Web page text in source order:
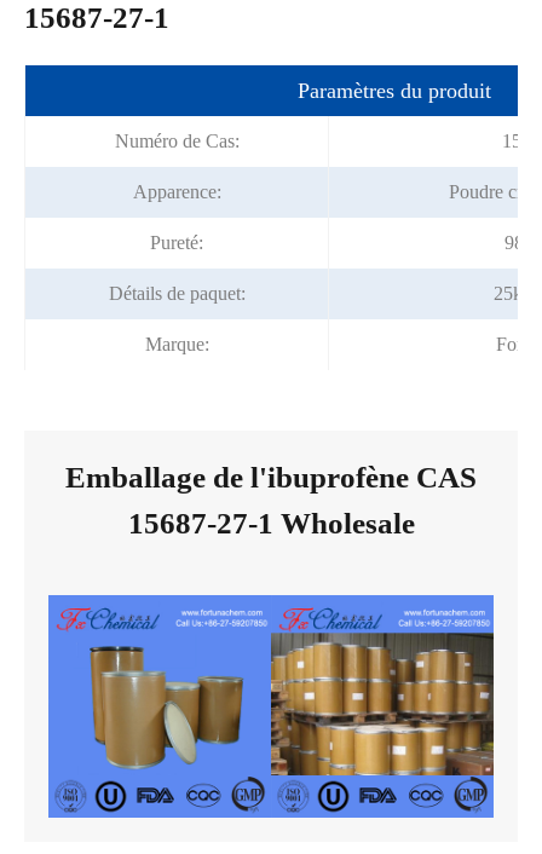
15687-27-1
Paramètres du produit
Numéro de Cas:
Apparence: Poudre
Pureté:
Détails de paquet: 25kg/
Marque:
Emballage de l'ibuprofène CAS
15687-27-1 Wholesale